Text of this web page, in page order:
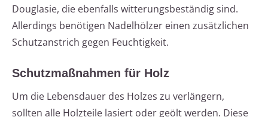
Douglasie, die ebenfalls witterungsbeständig sind.
Allerdings benötigen Nadelhölzer einen zusätzlichen
Schutzanstrich gegen Feuchtigkeit.
Schutzmaßnahmen für Holz
Um die Lebensdauer des Holzes zu verlängern,
sollten alle Holzteile lasiert oder geölt werden. Diese